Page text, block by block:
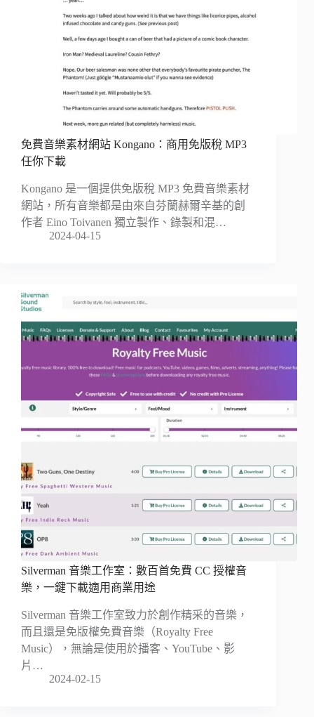
免費音樂素材網站 Kongano：商用免版稅 MP3
任你下載
Kongano 是一個提供免版稅 MP3 免費音樂素材
網站，所有音樂都是由來自芬蘭赫爾辛基的創
作者 Eino Toivanen 獨立製作、錄製和混…
2024-04-15
Silverman 音樂工作室：數百首免費 CC 授權音
樂，一鍵下載適用商業用途
Silverman 音樂工作室致力於創作精采的音樂，
而且還是免版權免費音樂（Royalty Free
Music），無論是使用於播客、YouTube、影
片…
2024-02-15